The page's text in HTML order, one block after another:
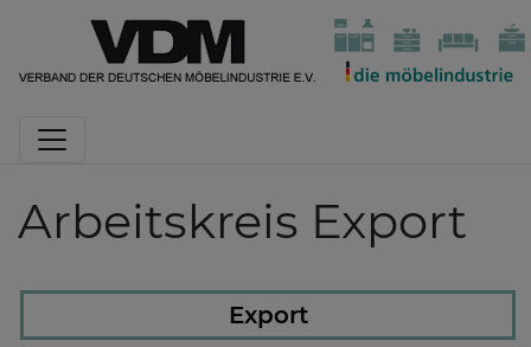
Arbeitskreis Export
Export